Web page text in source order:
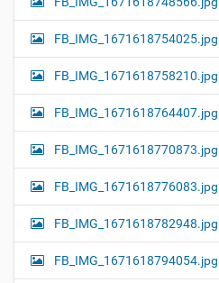
FB_IMG_1671618754025.jpg
FB_IMG_1671618758210.jpg
FB_IMG_1671618764407.jpg
FB_IMG_1671618770873.jpg
FB_IMG_1671618776083.jpg
FB_IMG_1671618782948.jpg
FB_IMG_1671618794054.jpg